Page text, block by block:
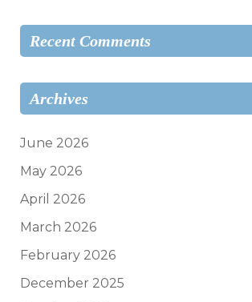
Recent Comments
Archives
June 2026
May 2026
April 2026
March 2026
February 2026
December 2025